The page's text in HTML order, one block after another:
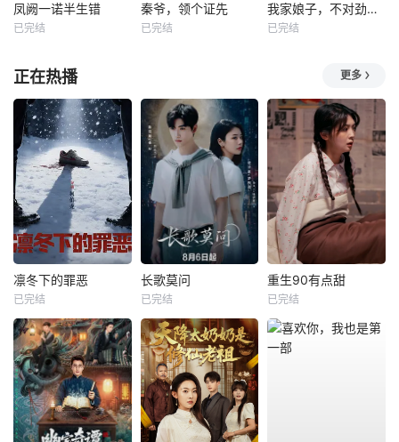
凤阙一诺半生错
已完结
秦爷，领个证先
已完结
我家娘子，不对劲第四季
已完结
正在热播 更多
凛冬下的罪恶
已完结
长歌莫问
已完结
重生90有点甜
已完结